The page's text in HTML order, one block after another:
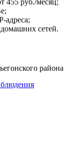
455 руб./месяц;
адреса;
сетей.